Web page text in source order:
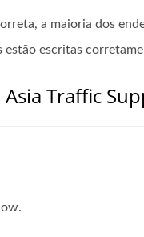
a maioria dos
escritas
Traffic